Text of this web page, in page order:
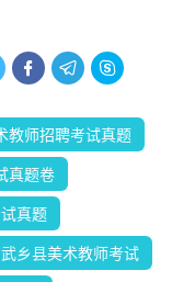
  
教师招聘考试真题
真题卷
真题
武乡县美术教师考试